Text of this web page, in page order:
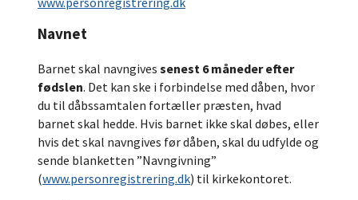
Navnet
Barnet skal navngives senest 6 måneder efter
fødslen. Det kan ske i forbindelse med dåben, hvor
du til dåbssamtalen fortæller præsten, hvad
barnet skal hedde. Hvis barnet ikke skal døbes, eller
hvis det skal navngives før dåben, skal du udfylde og
sende blanketten ”Navngivning”
(www.personregistrering.dk) til kirkekontoret.